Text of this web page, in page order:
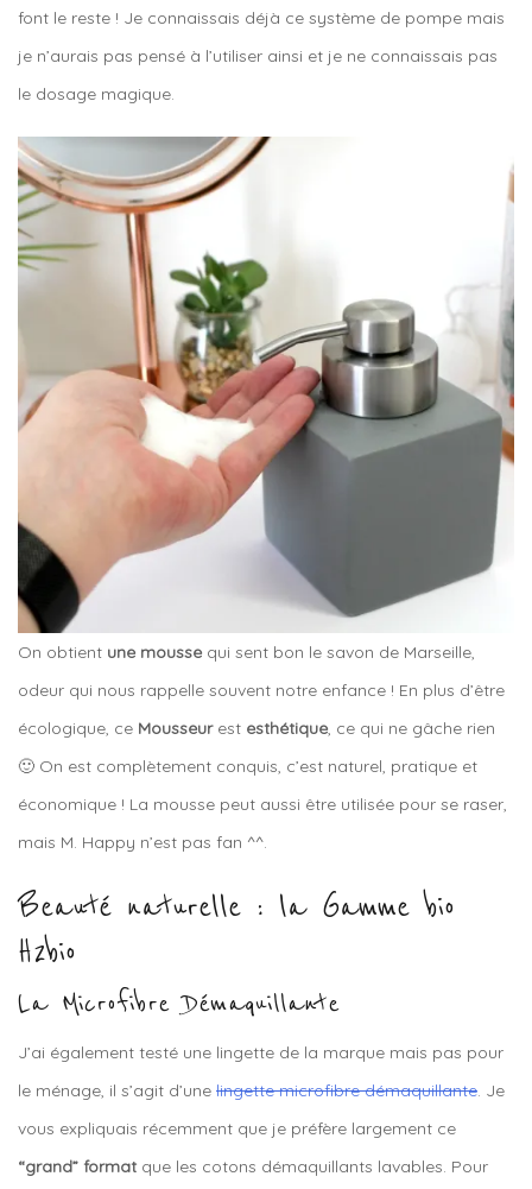
font le reste ! Je connaissais déjà ce système de pompe mais
je n’aurais pas pensé à l’utiliser ainsi et je ne connaissais pas
le dosage magique.
On obtient une mousse qui sent bon le savon de Marseille,
odeur qui nous rappelle souvent notre enfance ! En plus d’être
écologique, ce Mousseurest esthétique, ce qui ne gâche rien
🙂 On est complètement conquis, c’est naturel, pratique et
économique ! La mousse peut aussi être utilisée pour se raser,
mais M. Happy n’est pas fan ^^.
Beauté naturelle : la Gamme bio
H2bio
La Microfibre Démaquillante
J’ai également testé une lingette de la marque mais pas pour
le ménage, il s’agit d’une lingette microfibre démaquillante. Je
vous expliquais récemment que je préfère largement ce
“grand” format que les cotons démaquillants lavables. Pour